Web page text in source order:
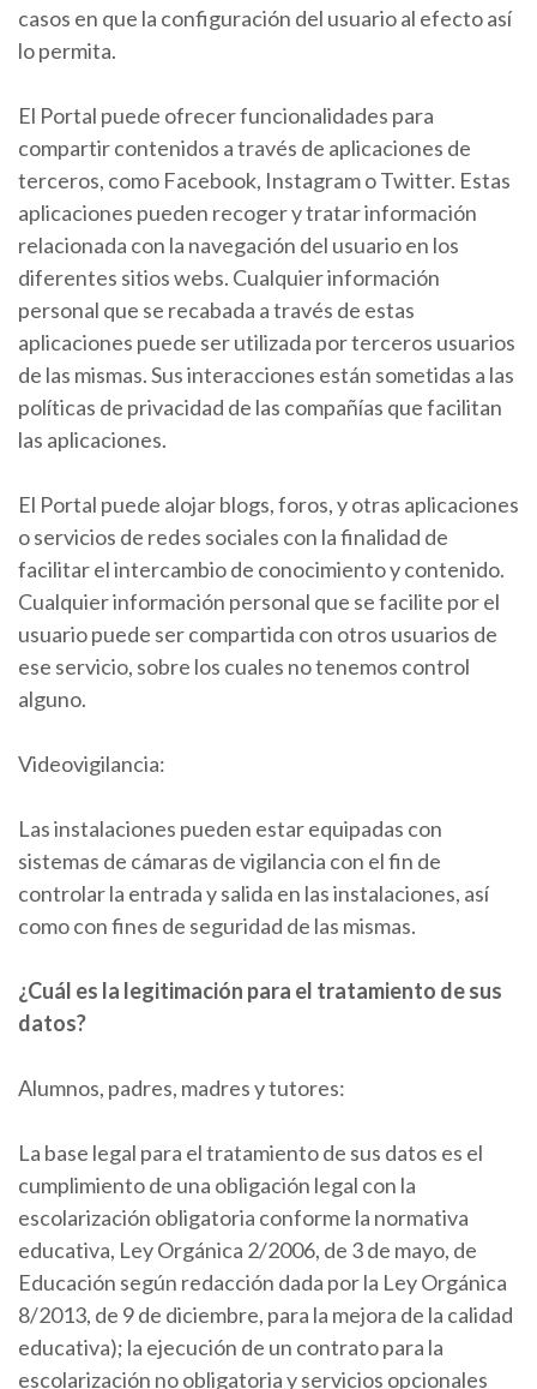
casos en que la configuración del usuario al efecto así
lo permita.
El Portal puede ofrecer funcionalidades para
compartir contenidos a través de aplicaciones de
terceros, como Facebook, Instagram o Twitter. Estas
aplicaciones pueden recoger y tratar información
relacionada con la navegación del usuario en los
diferentes sitios webs. Cualquier información
personal que se recabada a través de estas
aplicaciones puede ser utilizada por terceros usuarios
de las mismas. Sus interacciones están sometidas a las
políticas de privacidad de las compañías que facilitan
las aplicaciones.
El Portal puede alojar blogs, foros, y otras aplicaciones
o servicios de redes sociales con la finalidad de
facilitar el intercambio de conocimiento y contenido.
Cualquier información personal que se facilite por el
usuario puede ser compartida con otros usuarios de
ese servicio, sobre los cuales no tenemos control
alguno.
Videovigilancia:
Las instalaciones pueden estar equipadas con
sistemas de cámaras de vigilancia con el fin de
controlar la entrada y salida en las instalaciones, así
como con fines de seguridad de las mismas.
¿Cuál es la legitimación para el tratamiento de sus
datos?
Alumnos, padres, madres y tutores:
La base legal para el tratamiento de sus datos es el
cumplimiento de una obligación legal con la
escolarización obligatoria conforme la normativa
educativa, Ley Orgánica 2/2006, de 3 de mayo, de
Educación según redacción dada por la Ley Orgánica
8/2013, de 9 de diciembre, para la mejora de la calidad
educativa); la ejecución de un contrato para la
escolarización no obligatoria y servicios opcionales